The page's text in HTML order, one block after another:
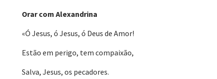
Orar com Alexandrina
«Ó Jesus, ó Jesus, ó Deus de Amor!
Estão em perigo, tem compaixão,
Salva, Jesus, os pecadores.